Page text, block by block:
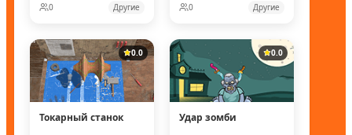
0 Другие 0 Другие
0.0
Токарный станок
0.0
Удар зомби